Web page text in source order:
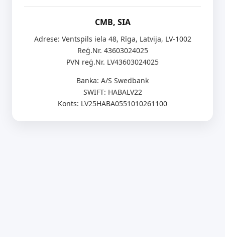
CMB, SIA
Adrese: Ventspils iela 48, Rīga, Latvija, LV-1002
Reģ.Nr. 43603024025
PVN reģ.Nr. LV43603024025
Banka: A/S Swedbank
SWIFT: HABALV22
Konts: LV25HABA0551010261100